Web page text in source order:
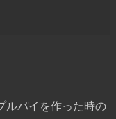
ルパイを作った時の